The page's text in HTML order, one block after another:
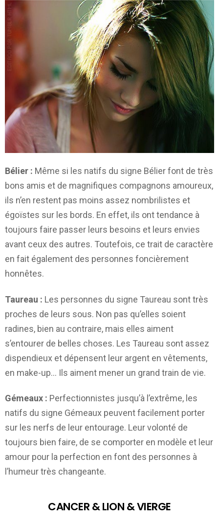
Bélier : Même si les natifs du signe Bélier font de très
bons amis et de magnifiques compagnons amoureux,
ils n’en restent pas moins assez nombrilistes et
égoïstes sur les bords. En effet, ils ont tendance à
toujours faire passer leurs besoins et leurs envies
avant ceux des autres. Toutefois, ce trait de caractère
en fait également des personnes foncièrement
honnêtes.
Taureau : Les personnes du signe Taureau sont très
proches de leurs sous. Non pas qu’elles soient
radines, bien au contraire, mais elles aiment
s’entourer de belles choses. Les Taureau sont assez
dispendieux et dépensent leur argent en vêtements,
en make-up… Ils aiment mener un grand train de vie.
Gémeaux : Perfectionnistes jusqu’à l’extrême, les
natifs du signe Gémeaux peuvent facilement porter
sur les nerfs de leur entourage. Leur volonté de
toujours bien faire, de se comporter en modèle et leur
amour pour la perfection en font des personnes à
l’humeur très changeante.
CANCER & LION & VIERGE